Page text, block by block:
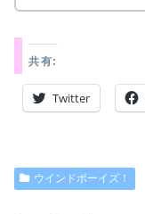
共有:
Twitter
ウインドボーイズ！